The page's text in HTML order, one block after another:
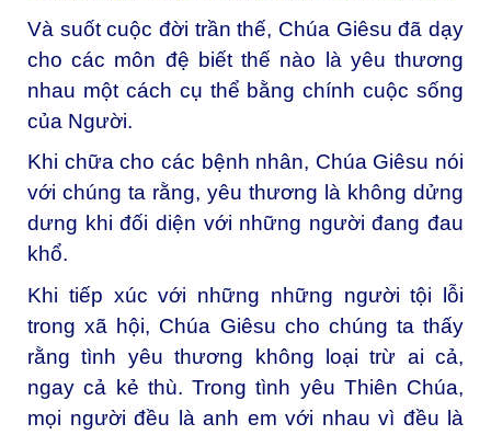
Và suốt cuộc đời trần thế, Chúa Giêsu đã dạy
cho các môn đệ biết thế nào là yêu thương
nhau một cách cụ thể bằng chính cuộc sống
của Người.
Khi chữa cho các bệnh nhân, Chúa Giêsu nói
với chúng ta rằng, yêu thương là không dửng
dưng khi đối diện với những người đang đau
khổ.
Khi tiếp xúc với những những người tội lỗi
trong xã hội, Chúa Giêsu cho chúng ta thấy
rằng tình yêu thương không loại trừ ai cả,
ngay cả kẻ thù. Trong tình yêu Thiên Chúa,
mọi người đều là anh em với nhau vì đều là